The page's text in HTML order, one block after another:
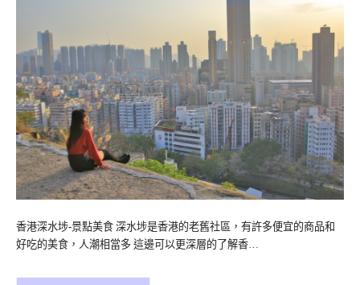
香港深水埗-景點美食 深水埗是香港的老舊社區，有許多便宜的商品和
好吃的美食，人潮相當多 這邊可以更深層的了解香…